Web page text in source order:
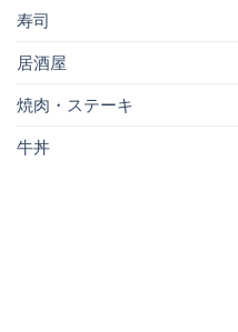
寿司
居酒屋
焼肉・ステーキ
牛丼